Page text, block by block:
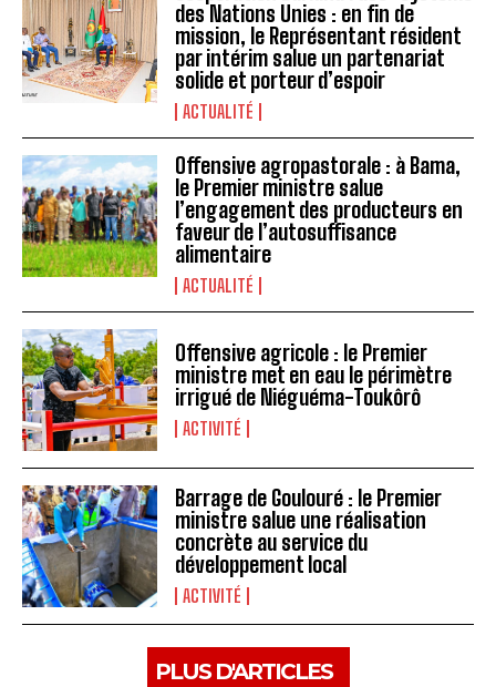
des Nations Unies : en fin de
mission, le Représentant résident
par intérim salue un partenariat
solide et porteur d’espoir
ACTUALITÉ
Offensive agropastorale : à Bama,
le Premier ministre salue
l’engagement des producteurs en
faveur de l’autosuffisance
alimentaire
ACTUALITÉ
Offensive agricole : le Premier
ministre met en eau le périmètre
irrigué de Niéguéma-Toukôrô
ACTIVITÉ
Barrage de Goulouré : le Premier
ministre salue une réalisation
concrète au service du
développement local
ACTIVITÉ
PLUS D'ARTICLES